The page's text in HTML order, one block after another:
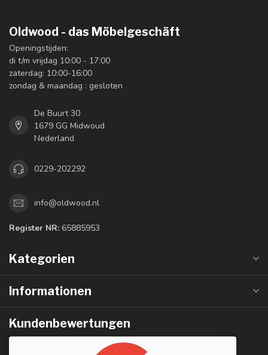
Oldwood - das Möbelgeschäft
Openingstijden:
di t/m vrijdag 10:00 - 17:00
zaterdag: 10:00-16:00
zondag & maandag : gesloten
De Buurt 30
1679 GG Midwoud
Nederland
0229-202292
info@oldwood.nl
Register NR: 65885953
Kategorien
Informationen
Kundenbewertungen